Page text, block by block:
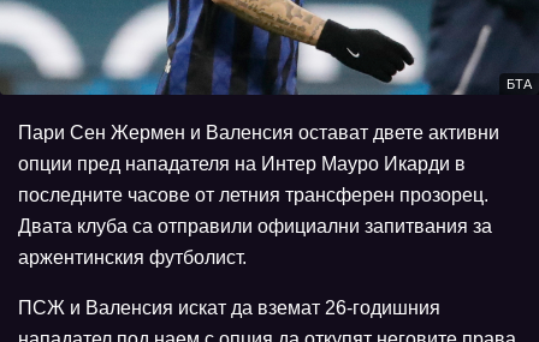
БТА
Пари Сен Жермен и Валенсия остават двете активни
опции пред нападателя на Интер Мауро Икарди в
последните часове от летния трансферен прозорец.
Двата клуба са отправили официални запитвания за
аржентинския футболист.
ПСЖ и Валенсия искат да вземат 26-годишния